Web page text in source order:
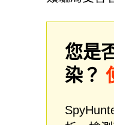
您是
染？